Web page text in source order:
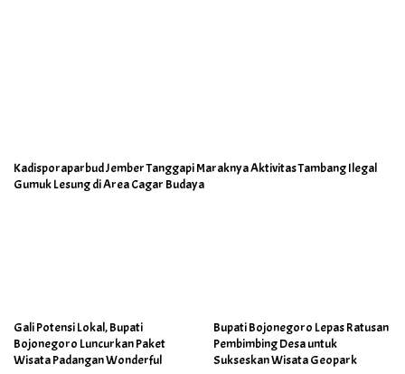
Kadisporaparbud Jember Tanggapi Maraknya Aktivitas Tambang Ilegal
Gumuk Lesung di Area Cagar Budaya
Gali Potensi Lokal, Bupati
Bojonegoro Luncurkan Paket
Wisata Padangan Wonderful
Bupati Bojonegoro Lepas Ratusan
Pembimbing Desa untuk
Sukseskan Wisata Geopark